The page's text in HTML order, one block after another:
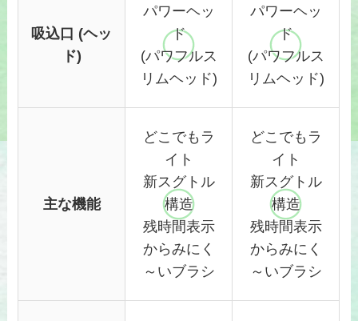
吸込口 (ヘッ
ド)
パワーヘッ
ド
(パワフルス
リムヘッド)
パワーヘッ
ド
(パワフルス
リムヘッド)
主な機能
どこでもラ
イト
新スグトル
構造
残時間表示
からみにく
～いブラシ
どこでもラ
イト
新ス グトル
構造
残時間表示
からみにく
～いブラシ